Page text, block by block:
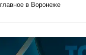
главное в Воронеже